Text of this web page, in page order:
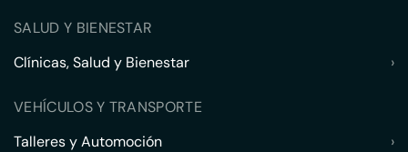
SALUD Y BIENESTAR
Clínicas, Salud y Bienestar
›
VEHÍCULOS Y TRANSPORTE
Talleres y Automoción
›